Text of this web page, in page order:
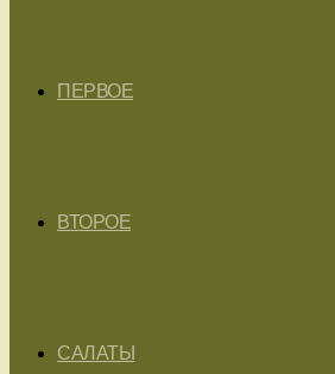
ПЕРВОЕ
ВТОРОЕ
САЛАТЫ